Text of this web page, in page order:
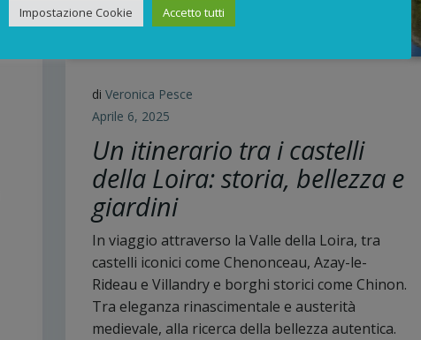
di Veronica Pesce
Aprile 6, 2025
Un itinerario tra i castelli
della Loira: storia, bellezza e
giardini
In viaggio attraverso la Valle della Loira, tra
castelli iconici come Chenonceau, Azay-le-
Rideau e Villandry e borghi storici come Chinon.
Tra eleganza rinascimentale e austerità
medievale, alla ricerca della bellezza autentica.
Impostazione Cookie Accetto tutti